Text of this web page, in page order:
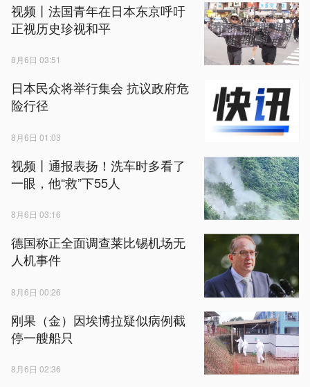
视频丨法国青年在日本东京呼吁
正视历史珍视和平
8月6日 03:51
日本民众将举行集会 抗议政府危
险行径
8月6日 01:03
视频丨通报表扬！洗车时多看了
一眼，他“救”下55人
8月6日 03:16
德国称正全面调查莱比锡机场无
人机事件
8月6日 00:26
刚果（金）因埃博拉疑似病例截
停一艘船只
8月6日 02:36